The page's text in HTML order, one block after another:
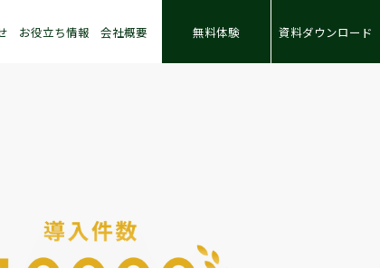
お役立ち情報 会社概要 無料体験 資料ダウンロード